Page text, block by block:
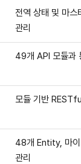
전역 상태 및 마스
관리
49개 API 모듈과
모듈 기반
48개 Entity, 마이
관리